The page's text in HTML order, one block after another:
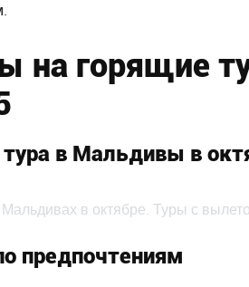
на горящие
в Мальдивы в
в октябре. Туры с
предпочтениям